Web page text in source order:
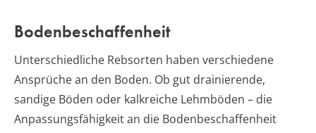
Bodenbeschaffenheit
Unterschiedliche Rebsorten haben verschiedene
Ansprüche an den Boden. Ob gut drainierende,
sandige Böden oder kalkreiche Lehmböden – die
Anpassungsfähigkeit an die Bodenbeschaffenheit